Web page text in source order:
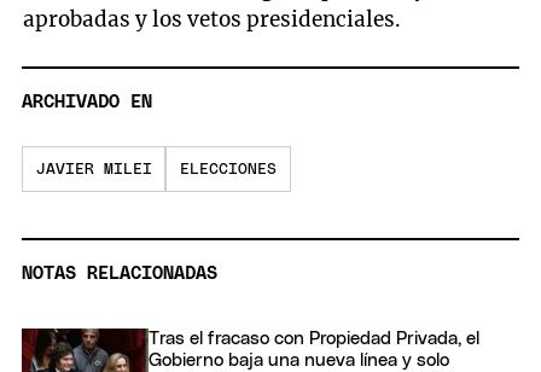
aprobadas y los vetos presidenciales.
ARCHIVADO EN
JAVIER MILEI ELECCIONES
NOTAS RELACIONADAS
Tras el fracaso con Propiedad Privada, el
Gobierno baja una nueva línea y solo